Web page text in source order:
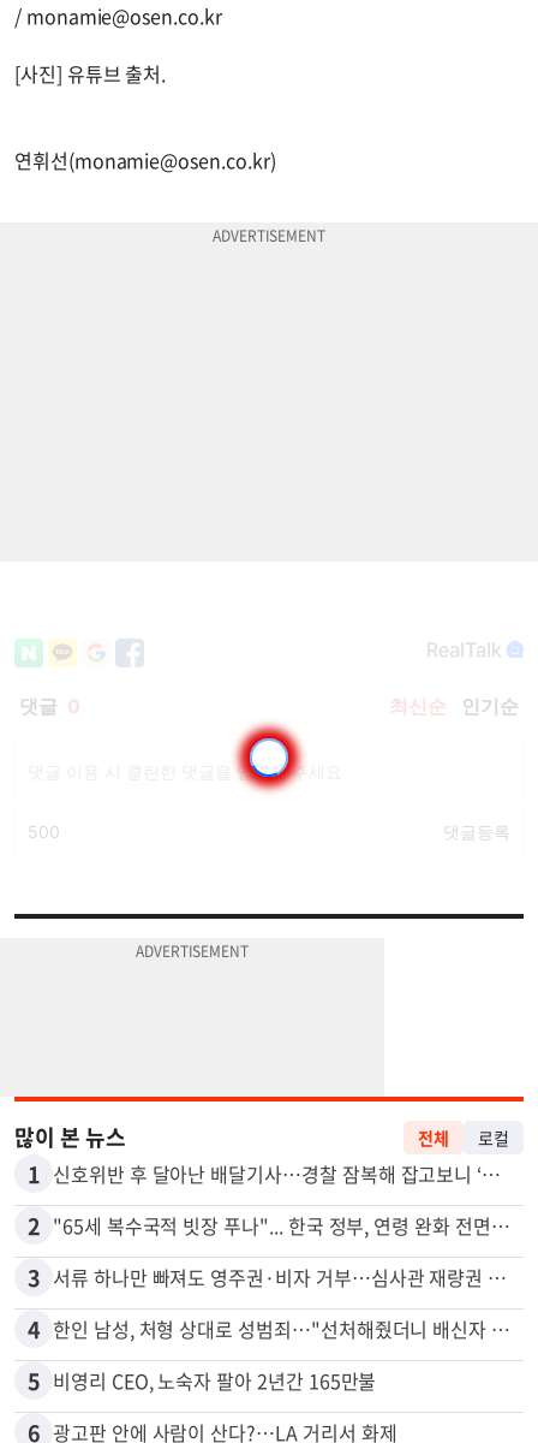
/ monamie@osen.co.kr
[사진] 유튜브 출처.
연휘선(monamie@osen.co.kr)
많이 본 뉴스
1 신호위반 후 달아난 배달기사…경찰 잠복해 잡고보니 ‘반전’
2 "65세 복수국적 빗장 푸나"... 한국 정부, 연령 완화 전면 추진
3 서류 하나만 빠져도 영주권·비자 거부…심사관 재량권 대폭 확대
4